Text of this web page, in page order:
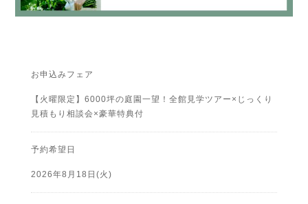
お申込みフェア
【火曜限定】6000坪の庭園一望！全館見学ツアー×じっくり
見積もり相談会×豪華特典付
予約希望日
2026年8月18日(火)